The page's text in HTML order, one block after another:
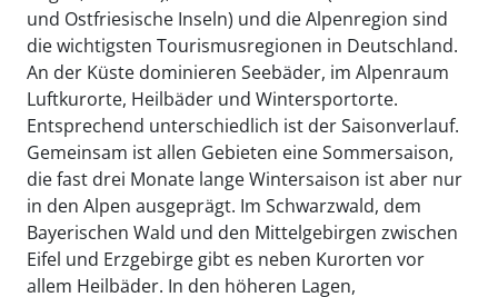
und Ostfriesische Inseln) und die Alpenregion sind
die wichtigsten Tourismusregionen in Deutschland.
An der Küste dominieren Seebäder, im Alpenraum
Luftkurorte, Heilbäder und Wintersportorte.
Entsprechend unterschiedlich ist der Saisonverlauf.
Gemeinsam ist allen Gebieten eine Sommersaison,
die fast drei Monate lange Wintersaison ist aber nur
in den Alpen ausgeprägt. Im Schwarzwald, dem
Bayerischen Wald und den Mittelgebirgen zwischen
Eifel und Erzgebirge gibt es neben Kurorten vor
allem Heilbäder. In den höheren Lagen,